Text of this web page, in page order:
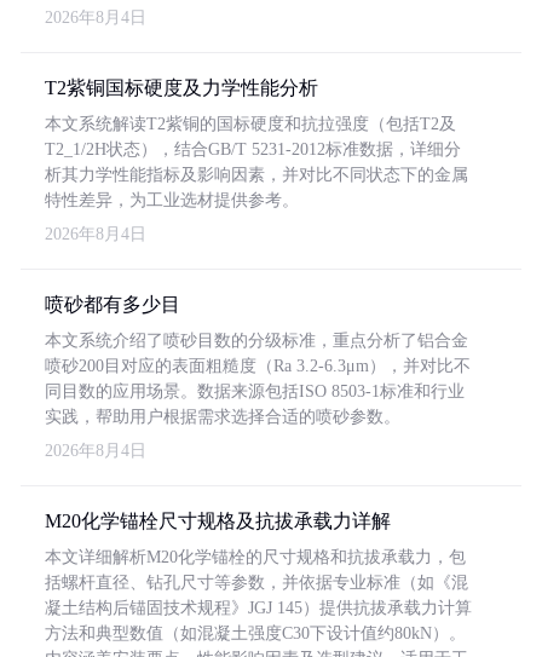
2026年8月4日
T2紫铜国标硬度及力学性能分析
本文系统解读T2紫铜的国标硬度和抗拉强度（包括T2及
T2_1/2H状态），结合GB/T 5231-2012标准数据，详细分
析其力学性能指标及影响因素，并对比不同状态下的金属
特性差异，为工业选材提供参考。
2026年8月4日
喷砂都有多少目
本文系统介绍了喷砂目数的分级标准，重点分析了铝合金
喷砂200目对应的表面粗糙度（Ra 3.2-6.3μm），并对比不
同目数的应用场景。数据来源包括ISO 8503-1标准和行业
实践，帮助用户根据需求选择合适的喷砂参数。
2026年8月4日
M20化学锚栓尺寸规格及抗拔承载力详解
本文详细解析M20化学锚栓的尺寸规格和抗拔承载力，包
括螺杆直径、钻孔尺寸等参数，并依据专业标准（如《混
凝土结构后锚固技术规程》JGJ 145）提供抗拔承载力计算
方法和典型数值（如混凝土强度C30下设计值约80kN）。